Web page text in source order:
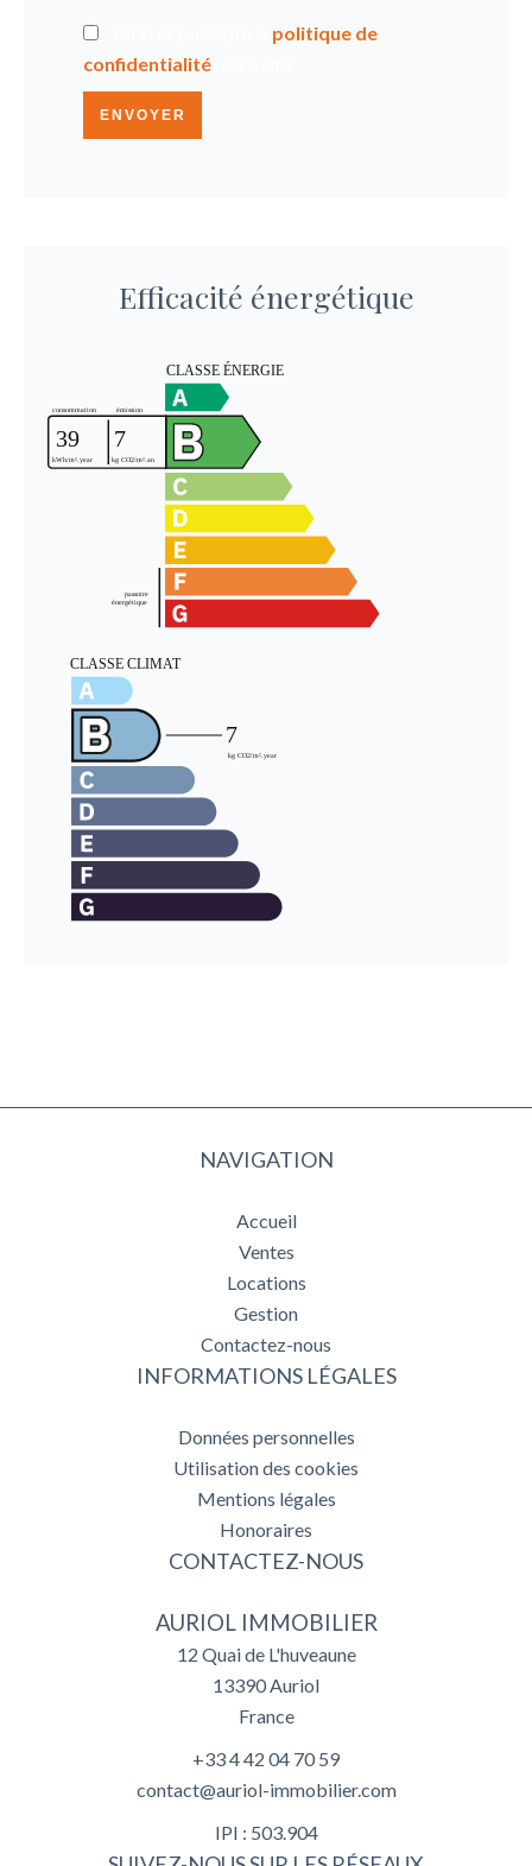
politique de
confidentialité
ENVOYER
Efficacité énergétique
NAVIGATION
Accueil
Ventes
Locations
Gestion
Contactez-nous
INFORMATIONS LÉGALES
Données personnelles
Utilisation des cookies
Mentions légales
Honoraires
CONTACTEZ-NOUS
AURIOL IMMOBILIER
12 Quai de L'huveaune
13390Auriol
France
+33 4 42 04 70 59
contact@auriol-immobilier.com
IPI : 503.904